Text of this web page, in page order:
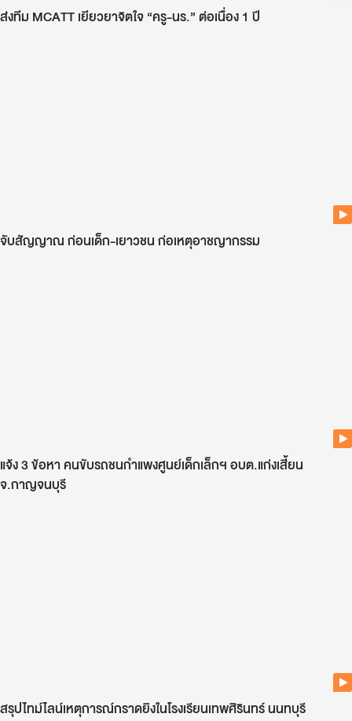
ส่งทีม MCATT เยียวยาจิตใจ “ครู-นร.” ต่อเนื่อง 1 ปี
จับสัญญาณ ก่อนเด็ก-เยาวชน ก่อเหตุอาชญากรรม
แจ้ง 3 ข้อหา คนขับรถชนกำแพงศูนย์เด็กเล็กฯ อบต.แก่งเสี้ยน
จ.กาญจนบุรี
สรุปไทม์ไลน์เหตุการณ์กราดยิงในโรงเรียนเทพศิรินทร์ นนทบุรี